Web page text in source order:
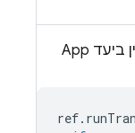
מוצר Firebase הזה לא זמין ביעד App
ref.